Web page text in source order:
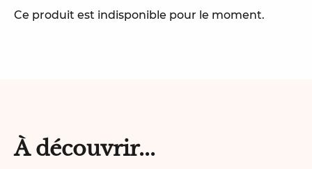
Ce produit est indisponible pour le moment.
À découvrir...